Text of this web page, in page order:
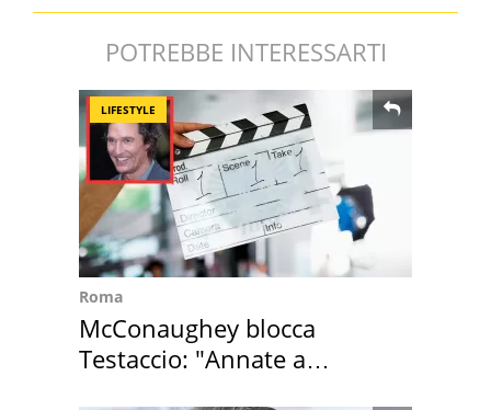
POTREBBE INTERESSARTI
LIFESTYLE
Roma
McConaughey blocca
Testaccio: "Annate a